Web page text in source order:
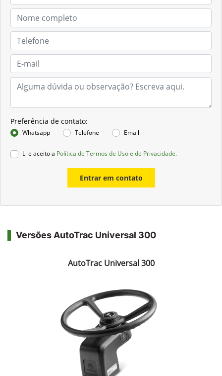
Preferência de contato:
Whatsapp Telefone Email
Li e aceito a Política de Termos de Uso e de Privacidade.
Entrar em contato
Versões AutoTrac Universal 300
AutoTrac Universal 300